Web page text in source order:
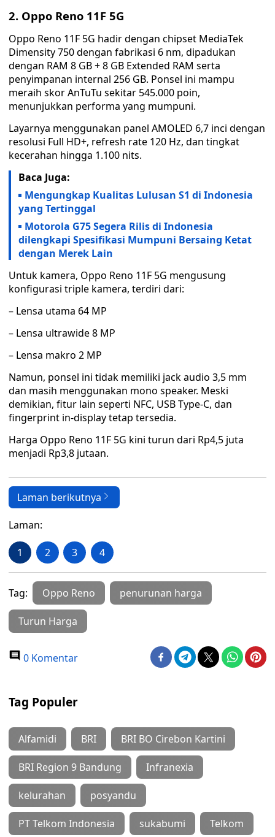
2. Oppo Reno 11F 5G
Oppo Reno 11F 5G hadir dengan chipset MediaTek
Dimensity 750 dengan fabrikasi 6 nm, dipadukan
dengan RAM 8 GB + 8 GB Extended RAM serta
penyimpanan internal 256 GB. Ponsel ini mampu
meraih skor AnTuTu sekitar 545.000 poin,
menunjukkan performa yang mumpuni.
Layarnya menggunakan panel AMOLED 6,7 inci dengan
resolusi Full HD+, refresh rate 120 Hz, dan tingkat
kecerahan hingga 1.100 nits.
Baca Juga:
Mengungkap Kualitas Lulusan S1 di Indonesia
yang Tertinggal
Motorola G75 Segera Rilis di Indonesia
dilengkapi Spesifikasi Mumpuni Bersaing Ketat
dengan Merek Lain
Untuk kamera, Oppo Reno 11F 5G mengusung
konfigurasi triple kamera, terdiri dari:
– Lensa utama 64 MP
– Lensa ultrawide 8 MP
– Lensa makro 2 MP
Namun, ponsel ini tidak memiliki jack audio 3,5 mm
dan masih menggunakan mono speaker. Meski
demikian, fitur lain seperti NFC, USB Type-C, dan
fingerprint in-display tetap tersedia.
Harga Oppo Reno 11F 5G kini turun dari Rp4,5 juta
menjadi Rp3,8 jutaan.
Laman berikutnya
Laman:
1 2 3 4
Tag: Oppo Reno penurunan harga
Turun Harga
0 Komentar
Tag Populer
Alfamidi BRI BRI BO Cirebon Kartini
BRI Region 9 Bandung Infranexia
kelurahan posyandu
PT Telkom Indonesia sukabumi Telkom